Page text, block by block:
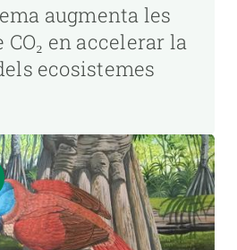
augmenta les
en accelerar la
ecosistemes